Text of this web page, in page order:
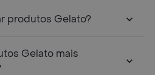
produtos Gelato?
Gelato mais